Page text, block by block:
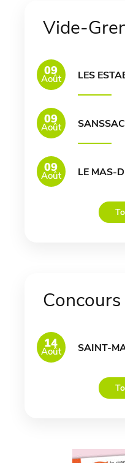
Vide-
09
Août LES
09
Août
09
Août LE MAS-
14
Août SAINT-